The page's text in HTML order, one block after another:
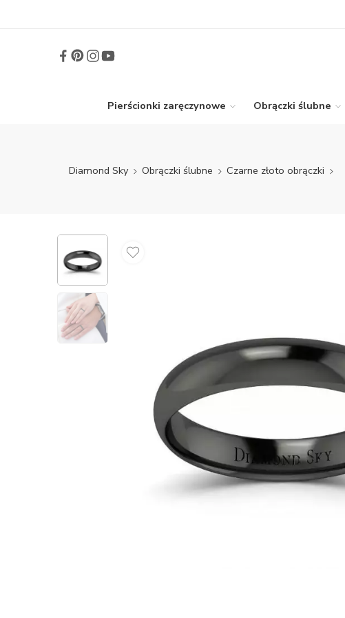
Pierścionki zaręczynowe Obrączki ślubne
Diamond Sky Obrączki ślubne Czarne złoto obrączki